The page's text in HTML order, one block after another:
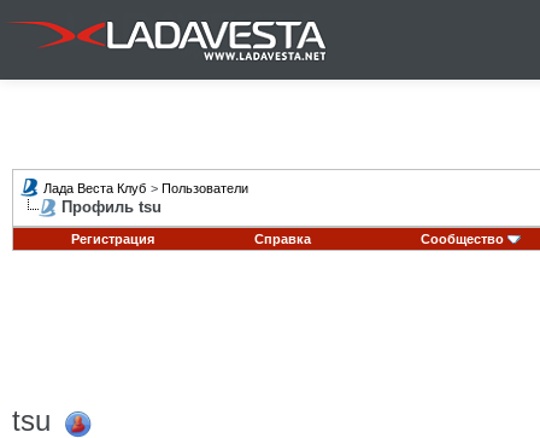
Лада Веста Клуб > Пользователи
Профиль tsu
Регистрация Справка Сообщество
tsu